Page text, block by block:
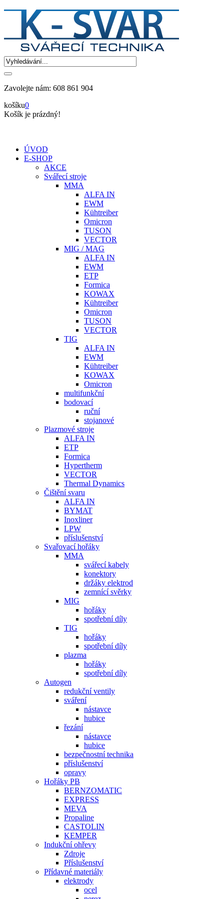
Zavolejte nám: 608 861 904
košíku0
Košík je prázdný!
ÚVOD
E-SHOP
AKCE
Svářecí stroje
MMA
ALFA IN
EWM
Kühtreiber
Omicron
TUSON
VECTOR
MIG / MAG
ALFA IN
EWM
ETP
Formica
KOWAX
Kühtreiber
Omicron
TUSON
VECTOR
TIG
ALFA IN
EWM
Kühtreiber
KOWAX
Omicron
multifunkční
bodovací
ruční
stojanové
Plazmové stroje
ALFA IN
ETP
Formica
Hypertherm
VECTOR
Thermal Dynamics
Čištění svaru
ALFA IN
BYMAT
Inoxliner
LPW
příslušenství
Svařovací hořáky
MMA
svářecí kabely
konektory
držáky elektrod
zemnící svěrky
MIG
hořáky
spotřební díly
TIG
hořáky
spotřební díly
plazma
hořáky
spotřební díly
Autogen
redukční ventily
sváření
nástavce
hubice
řezání
nástavce
hubice
bezpečnostní technika
příslušenství
opravy
Hořáky PB
BERNZOMATIC
EXPRESS
MEVA
Propaline
CASTOLIN
KEMPER
Indukční ohřevy
Zdroje
Příslušenství
Přídavné materiály
elektrody
ocel